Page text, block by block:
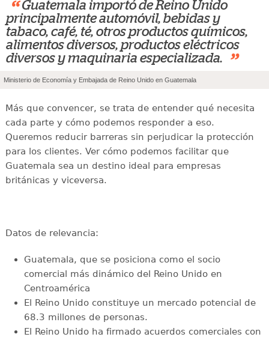
“ Guatemala importó de Reino Unido
principalmente automóvil, bebidas y
tabaco, café, té, otros productos químicos,
alimentos diversos, productos eléctricos
diversos y maquinaria especializada.
”
Ministerio de Economía y Embajada de Reino Unido en Guatemala
Más que convencer, se trata de entender qué necesita
cada parte y cómo podemos responder a eso.
Queremos reducir barreras sin perjudicar la protección
para los clientes. Ver cómo podemos facilitar que
Guatemala sea un destino ideal para empresas
británicas y viceversa.
Datos de relevancia:
Guatemala, que se posiciona como el socio
comercial más dinámico del Reino Unido en
Centroamérica
El Reino Unido constituye un mercado potencial de
68.3 millones de personas.
El Reino Unido ha firmado acuerdos comerciales con